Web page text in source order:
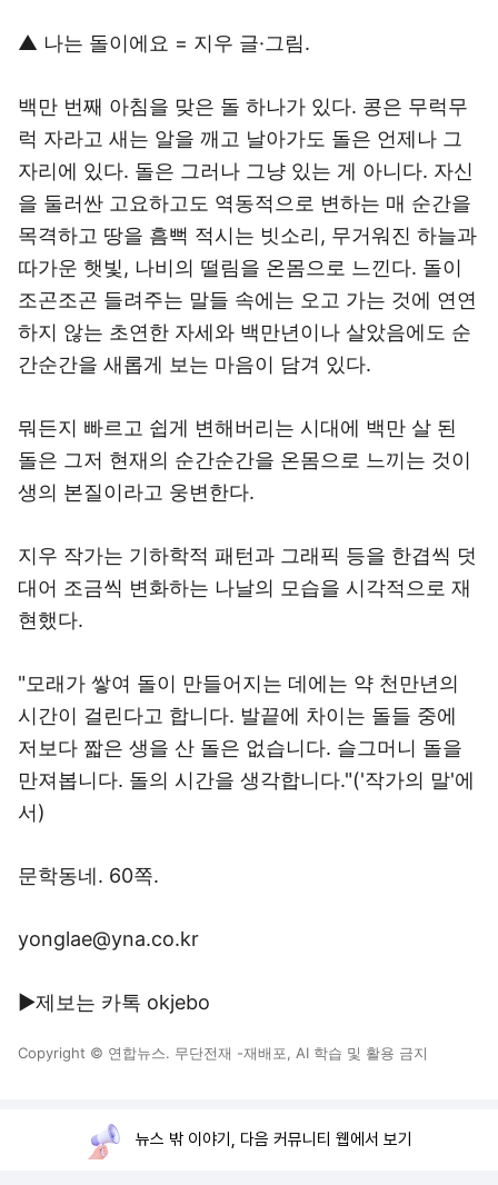
▲ 나는 돌이에요 = 지우 글·그림.
백만 번째 아침을 맞은 돌 하나가 있다. 콩은 무럭무
럭 자라고 새는 알을 깨고 날아가도 돌은 언제나 그
자리에 있다. 돌은 그러나 그냥 있는 게 아니다. 자신
을 둘러싼 고요하고도 역동적으로 변하는 매 순간을
목격하고 땅을 흠뻑 적시는 빗소리, 무거워진 하늘과
따가운 햇빛, 나비의 떨림을 온몸으로 느낀다. 돌이
조곤조곤 들려주는 말들 속에는 오고 가는 것에 연연
하지 않는 초연한 자세와 백만년이나 살았음에도 순
간순간을 새롭게 보는 마음이 담겨 있다.
뭐든지 빠르고 쉽게 변해버리는 시대에 백만 살 된
돌은 그저 현재의 순간순간을 온몸으로 느끼는 것이
생의 본질이라고 웅변한다.
지우 작가는 기하학적 패턴과 그래픽 등을 한겹씩 덧
대어 조금씩 변화하는 나날의 모습을 시각적으로 재
현했다.
"모래가 쌓여 돌이 만들어지는 데에는 약 천만년의
시간이 걸린다고 합니다. 발끝에 차이는 돌들 중에
저보다 짧은 생을 산 돌은 없습니다. 슬그머니 돌을
만져봅니다. 돌의 시간을 생각합니다."('작가의 말'에
서)
문학동네. 60쪽.
yonglae@yna.co.kr
▶제보는 카톡 okjebo
Copyright © 연합뉴스. 무단전재 -재배포, AI 학습 및 활용 금지
뉴스 밖 이야기, 다음 커뮤니티 웹에서 보기